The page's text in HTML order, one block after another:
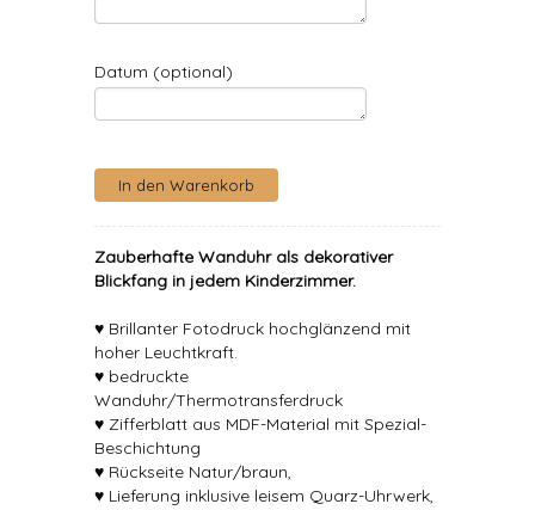
Datum (optional)
Zauberhafte Wanduhr als dekorativer
Blickfang in jedem Kinderzimmer.
♥ Brillanter Fotodruck hochglänzend mit
hoher Leuchtkraft.
♥ bedruckte
Wanduhr/Thermotransferdruck
♥ Zifferblatt aus MDF-Material mit Spezial-
Beschichtung
♥ Rückseite Natur/braun,
♥ Lieferung inklusive leisem Quarz-Uhrwerk,